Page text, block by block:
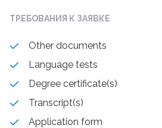
ТРЕБОВАНИЯ К ЗАЯВКЕ
Other documents
Language tests
Degree certificate(s)
Transcript(s)
Application form